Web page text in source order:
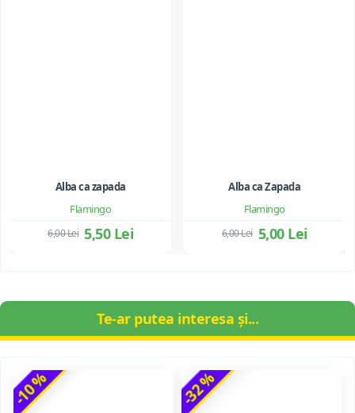
Flamingo
Alba ca zapada
5,50 Lei
6,00 Lei
Flamingo
Alba ca Zapada
5,00 Lei
6,00 Lei
Te-ar putea interesa și...
-10 % -32 %